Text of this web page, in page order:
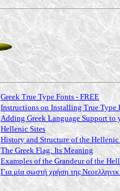
Greek True Type Fonts - FREE
Instructions on Installing True Type
Adding Greek Language Support to
Hellenic Sites
History and Structure of the
The Greek Flag: Its Meaning
Examples of the Grandeur of the
Για μία σωστή χρήση της